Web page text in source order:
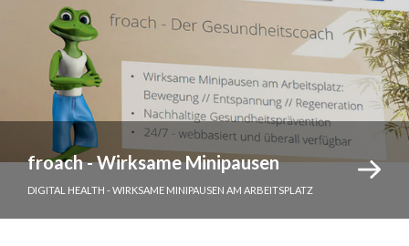
froach - Wirksame Minipausen
DIGITAL HEALTH - WIRKSAME MINIPAUSEN AM ARBEITSPLATZ